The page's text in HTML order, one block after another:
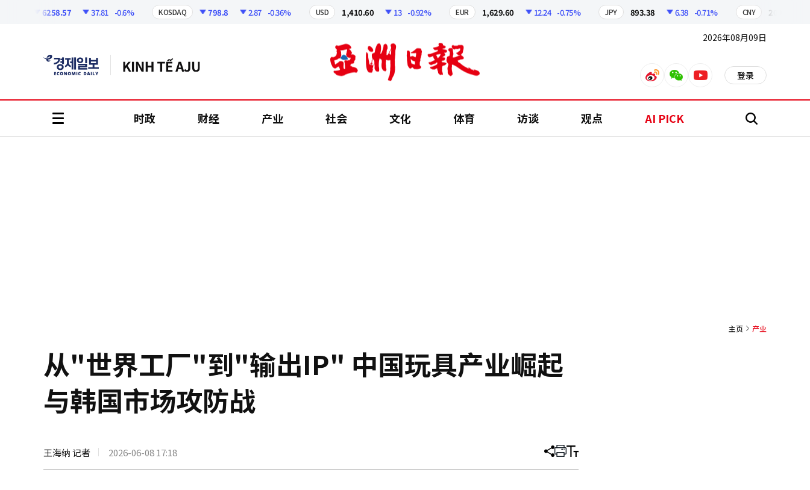
6258.57 37.81 -0.6% KOSDAQ 798.8 2.87 -0.36% 1,410.60 -0.92% 1,629.60 12.24 -0.75% 893.38 6.38 -0.71% 209.17
2026年08月09日
weiboweixinyoutube 登录
时政 财经 产业 社会 文化 体育 访谈 观点 AI PICK 搜
主页 产业
从"世界工厂"到"输出IP" 中国玩具产业崛起
与韩国市场攻防战
王海纳 记者 2026-06-08 17:18 分
文
打 调
大